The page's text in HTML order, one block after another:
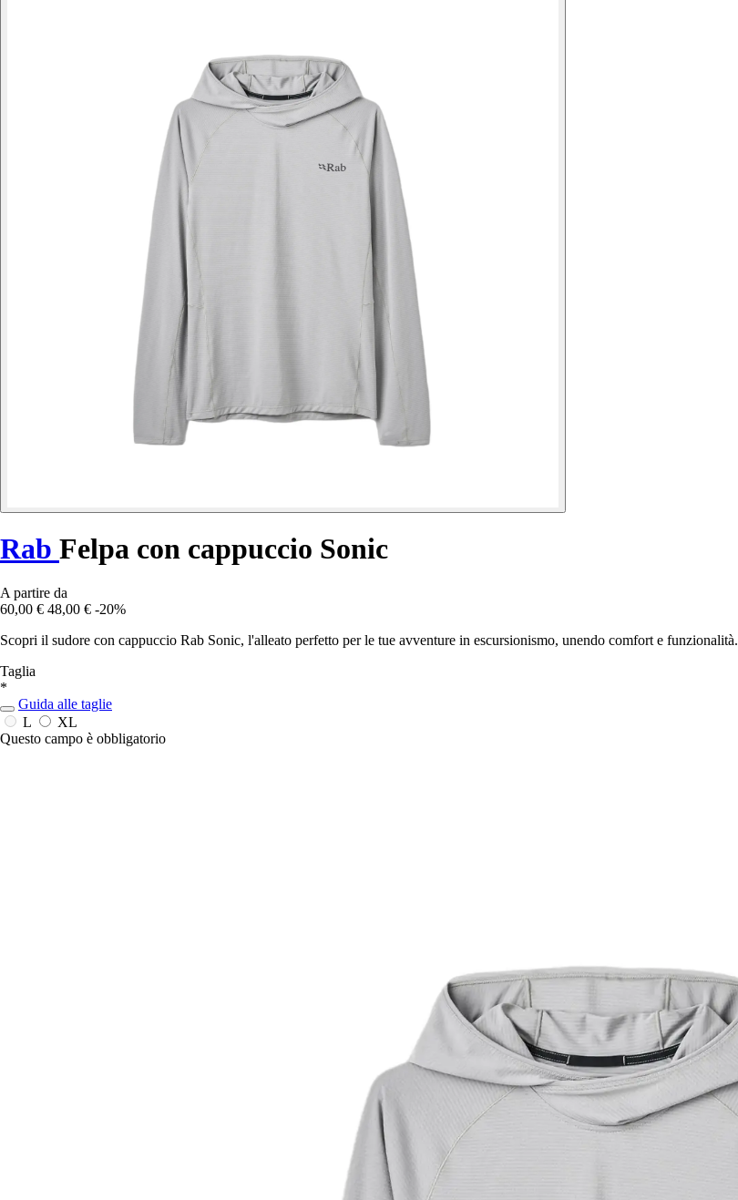
Rab Felpa con cappuccio Sonic
A partire da
60,00 € 48,00 € -20%
Scopri il sudore con cappuccio Rab Sonic, l'alleato perfetto per le tue avventure in escursionismo, unendo comfort e funzionalità.
Taglia
*
Guida alle taglie
L
XL
Questo campo è obbligatorio